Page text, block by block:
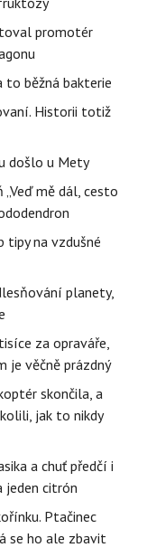
promotér
to běžná bakterie
Historii totiž
došlo u Mety
mě dál, cesto
tipy na vzdušné
planety,
za opraváře,
je věčně prázdný
skončila, a
jak to nikdy
a chuť předčí i
jeden citrón
Ptačinec
se ho ale zbavit